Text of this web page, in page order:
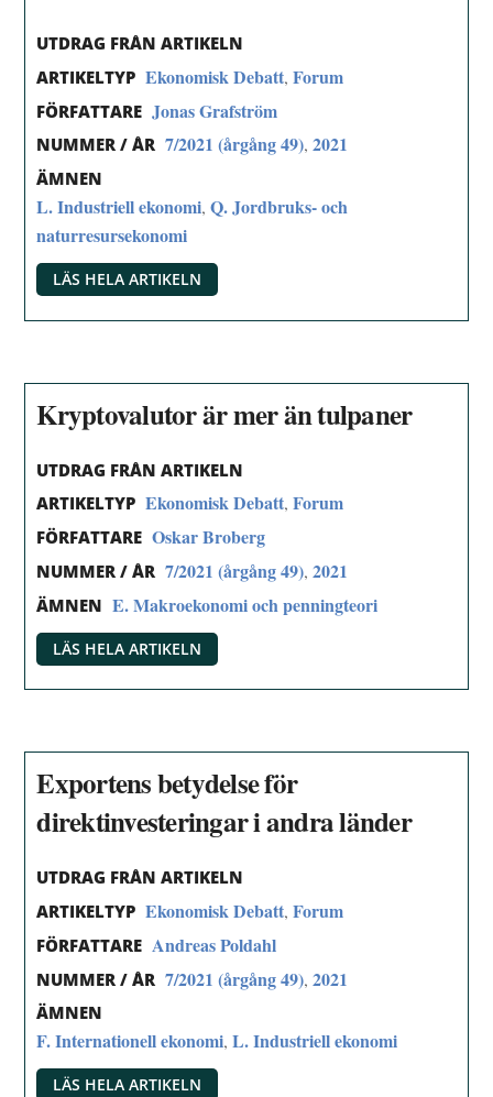
UTDRAG FRÅN ARTIKELN
ARTIKELTYP Ekonomisk Debatt,Forum
FÖRFATTARE Jonas Grafström
NUMMER / ÅR 7/2021 (årgång 49),2021
ÄMNEN
L. Industriell ekonomi,Q. Jordbruks- och
naturresursekonomi
LÄS HELA ARTIKELN
Kryptovalutor är mer än tulpaner
UTDRAG FRÅN ARTIKELN
ARTIKELTYP Ekonomisk Debatt,Forum
FÖRFATTARE Oskar Broberg
NUMMER / ÅR 7/2021 (årgång 49),2021
ÄMNEN E. Makroekonomi och penningteori
LÄS HELA ARTIKELN
Exportens betydelse för
direktinvesteringar i andra länder
UTDRAG FRÅN ARTIKELN
ARTIKELTYP Ekonomisk Debatt,Forum
FÖRFATTARE Andreas Poldahl
NUMMER / ÅR 7/2021 (årgång 49),2021
ÄMNEN
F. Internationell ekonomi,L. Industriell ekonomi
LÄS HELA ARTIKELN